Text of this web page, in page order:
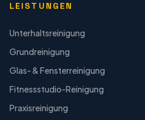
LEISTUNGEN
Unterhaltsreinigung
Grundreinigung
Glas- & Fensterreinigung
Fitnessstudio-Reinigung
Praxisreinigung